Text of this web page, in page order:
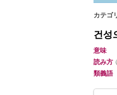
カテゴ
건성
意味
読み方
類義語